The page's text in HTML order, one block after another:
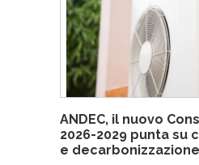
ANDEC, il nuovo
2026-2029 punta su
e decarbonizzazione